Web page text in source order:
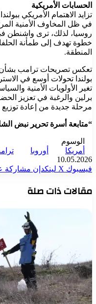
الحسابات الأمريكية
تزايد الاهتمام الأمريكي
في ظل المخاوف الأمنية
روسيا، لذلك، ترى واشنطن
خطوة تهدف إلى طمأنة
المنطقة.
تعكس تصريحات ترامب بشأن
بولندا تحولات أوسع في
تغير الأولويات الأمنية
برلين والرغبة في تعزيز
مرحلة جديدة من إعادة
“متابعة أسرة تحرير نبض
الوسوم
أمريكا
أوروبا
10.05.2026
فيسبوك ‫X لينكدإن مشاركة
مقالات ذات صلة